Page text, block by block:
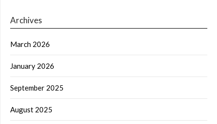
Archives
March 2026
January 2026
September 2025
August 2025